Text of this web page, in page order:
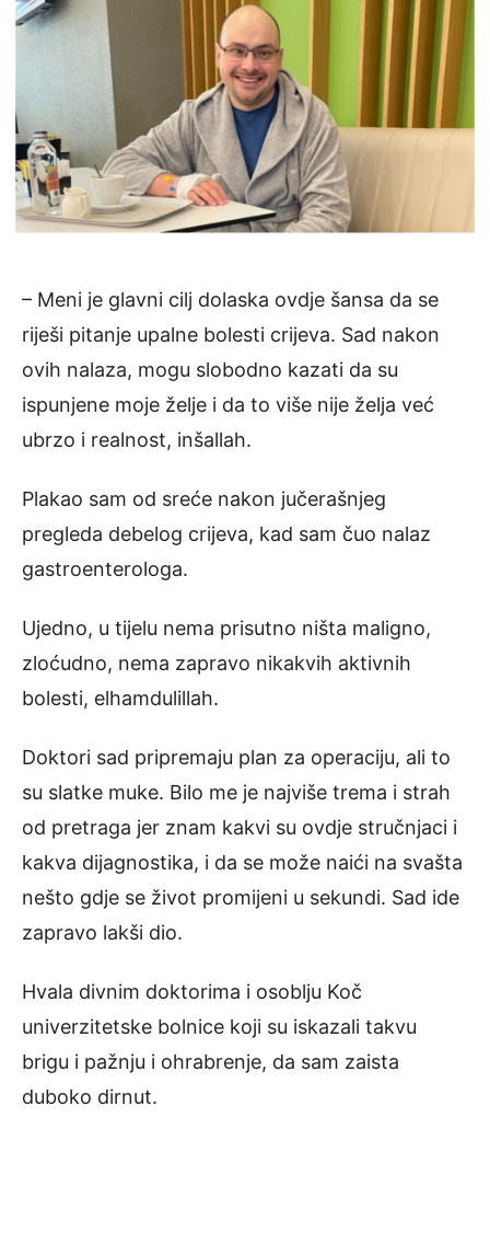
– Meni je glavni cilj dolaska ovdje šansa da se
riješi pitanje upalne bolesti crijeva. Sad nakon
ovih nalaza, mogu slobodno kazati da su
ispunjene moje želje i da to više nije želja već
ubrzo i realnost, inšallah.
Plakao sam od sreće nakon jučerašnjeg
pregleda debelog crijeva, kad sam čuo nalaz
gastroenterologa.
Ujedno, u tijelu nema prisutno ništa maligno,
zloćudno, nema zapravo nikakvih aktivnih
bolesti, elhamdulillah.
Doktori sad pripremaju plan za operaciju, ali to
su slatke muke. Bilo me je najviše trema i strah
od pretraga jer znam kakvi su ovdje stručnjaci i
kakva dijagnostika, i da se može naići na svašta
nešto gdje se život promijeni u sekundi. Sad ide
zapravo lakši dio.
Hvala divnim doktorima i osoblju Koč
univerzitetske bolnice koji su iskazali takvu
brigu i pažnju i ohrabrenje, da sam zaista
duboko dirnut.